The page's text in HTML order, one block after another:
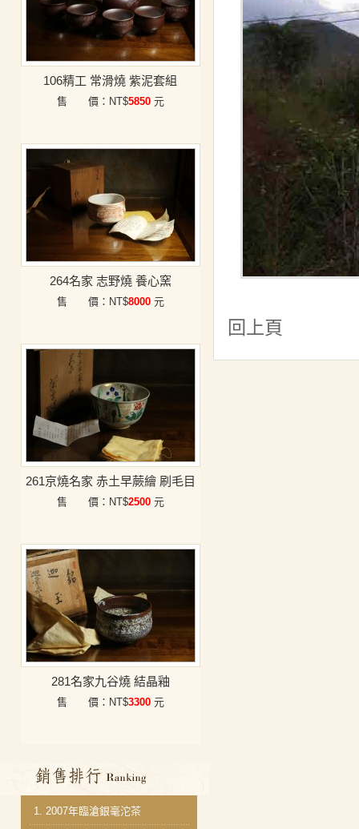
106精工 常滑燒 紫泥套組
售 價：NT$5850 元
264名家 志野燒 養心窯
售 價：NT$8000 元
261京燒名家 赤土早蕨繪 刷毛目
售 價：NT$2500 元
281名家九谷燒 結晶釉
售 價：NT$3300 元
銷售排行
1. 2007年臨滄銀毫沱茶
回上頁